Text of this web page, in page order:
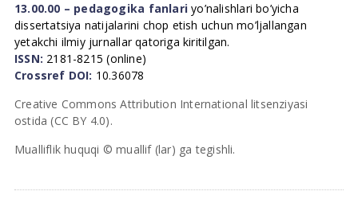
13.00.00 – pedagogika fanlari yo’nalishlari bo’yicha
dissertatsiya natijalarini chop etish uchun mo’ljallangan
yetakchi ilmiy jurnallar qatoriga kiritilgan.
ISSN: 2181-8215 (online)
Crossref DOI: 10.36078
Creative Commons Attribution International litsenziyasi
ostida (CC BY 4.0).
Mualliflik huquqi © muallif (lar) ga tegishli.